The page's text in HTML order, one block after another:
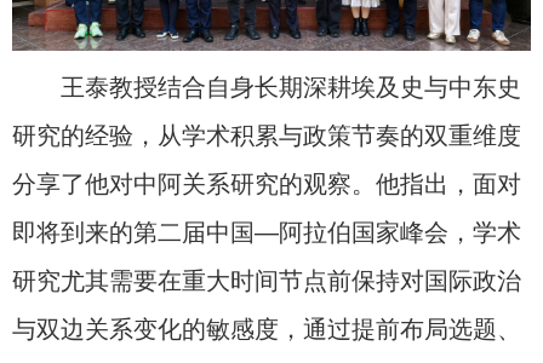
王泰教授结合自身长期深耕埃及史与中东史
研究的经验，从学术积累与政策节奏的双重维度
分享了他对中阿关系研究的观察。他指出，面对
即将到来的第二届中国—阿拉伯国家峰会，学术
研究尤其需要在重大时间节点前保持对国际政治
与双边关系变化的敏感度，通过提前布局选题、